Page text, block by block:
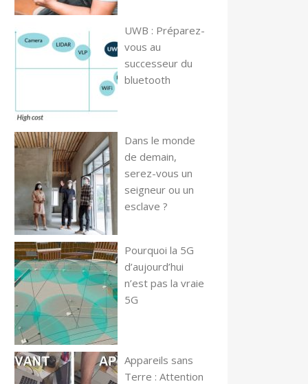
UWB : Préparez-
vous au
successeur du
bluetooth
Dans le monde
de demain,
serez-vous un
seigneur ou un
esclave ?
Pourquoi la 5G
d’aujourd’hui
n’est pas la vraie
5G
Appareils sans
Terre : Attention